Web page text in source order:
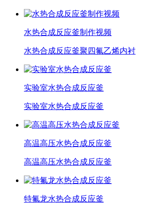
水热合成反应釜制作视频
水热合成反应釜聚四氟乙烯内衬
实验室水热合成反应釜
实验室水热合成反应釜
高温高压水热合成反应釜
高温高压水热合成反应釜
特氟龙水热合成反应釜